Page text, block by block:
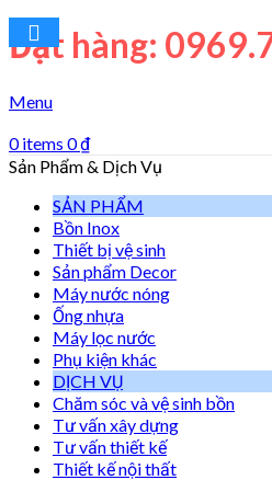
Đặt hàng:
Menu
0items 0₫
Sản Phẩm & Dịch Vụ
SẢN PHẨM
Bồn Inox
Thiết bị vệ sinh
Sản phẩm Decor
Máy nước nóng
Ống nhựa
Máy lọc nước
Phụ kiện khác
DỊCH VỤ
Chăm sóc và vệ sinh bồn
Tư vấn xây dựng
Tư vấn thiết kế
Thiết kế nội thất